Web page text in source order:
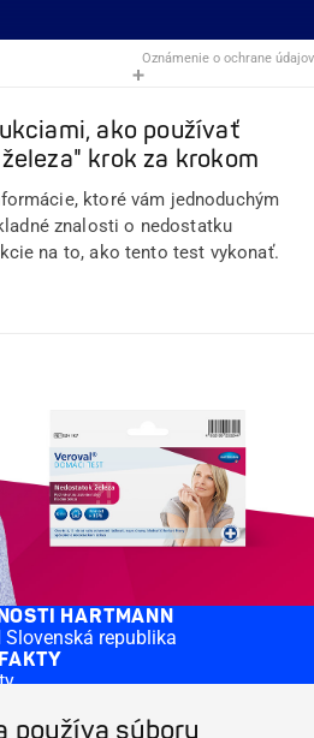
používa súbory
Oznámenie o ochrane údajov
ako používať
krok za krokom
ktoré vám jednoduchým
znalosti o nedostatku
na to, ako tento test vykonať.
HARTMANN
Slovenská republika
OTÁZKY